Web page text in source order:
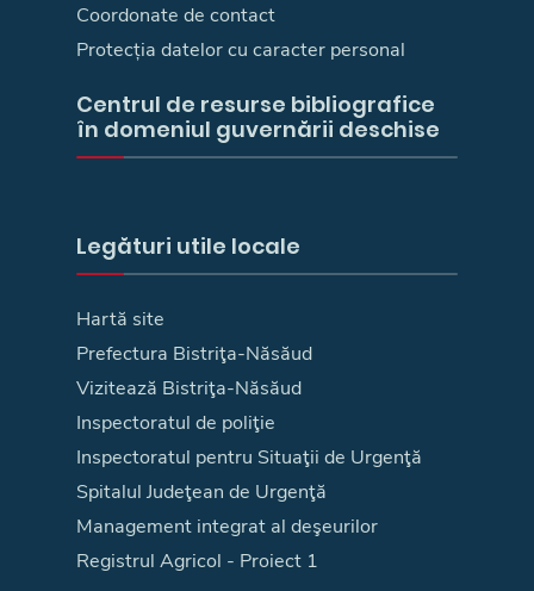
Coordonate de contact
Protecția datelor cu caracter personal
Centrul de resurse bibliografice
în domeniul guvernării deschise
Legături utile locale
Hartă site
Prefectura Bistriţa-Năsăud
Vizitează Bistriţa-Năsăud
Inspectoratul de poliţie
Inspectoratul pentru Situaţii de Urgenţă
Spitalul Judeţean de Urgenţă
Management integrat al deşeurilor
Registrul Agricol - Proiect 1